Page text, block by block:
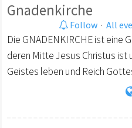
Gnadenkirche
Follow · All
Die GNADENKIRCHE ist eine
deren Mitte Jesus Christus ist
Geistes leben und Reich